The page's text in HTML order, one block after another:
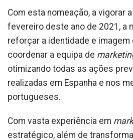
Com esta nomeação, a vigorar
fevereiro deste ano de 2021, a
reforçar a identidade e imagem
coordenar a equipa de
otimizando todas as ações
realizadas em Espanha e nos
portugueses.
Com vasta experiência em
estratégico, além de